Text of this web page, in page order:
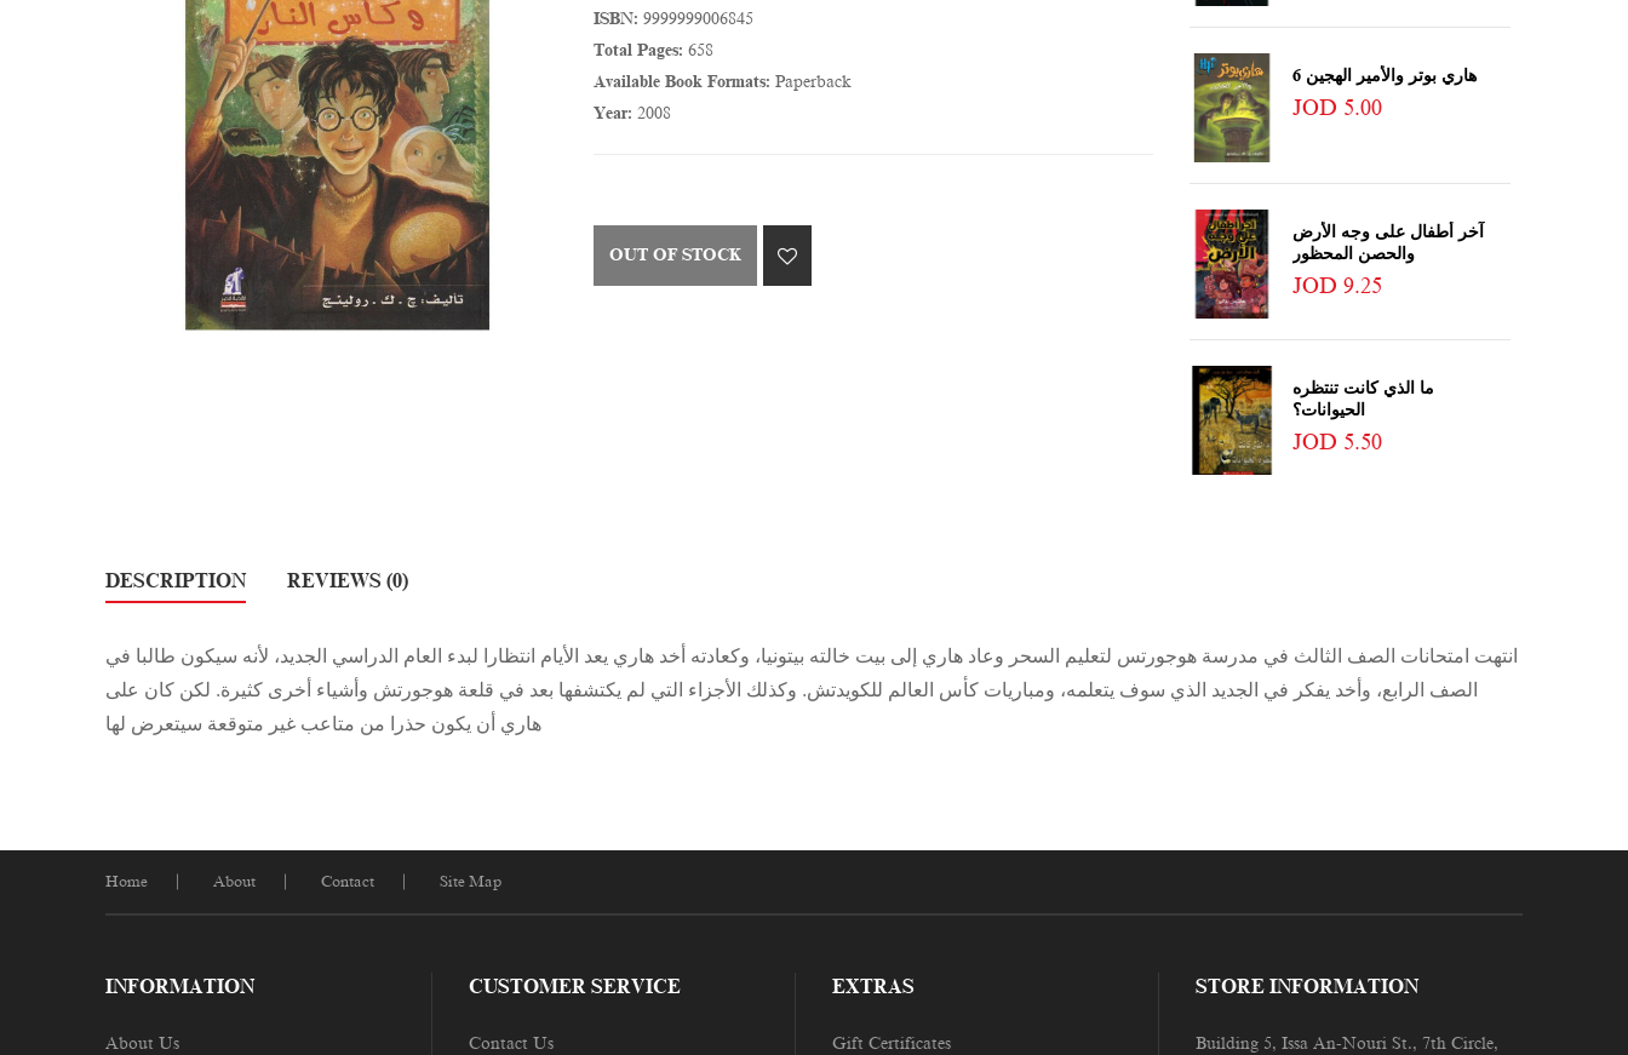
ISBN: 9999999006845
Total Pages: 658
Available Book Formats: Paperback
Year: 2008
OUT OF STOCK
هاري بوتر والأمير الهجين 6
JOD 5.00
آخر أطفال على وجه الأرض
والحصن المحظور
JOD 9.25
ما الذي كانت تنتظره
الحيوانات؟
JOD 5.50
DESCRIPTION REVIEWS (0)
انتهت امتحانات الصف الثالث في مدرسة هوجورتس لتعليم السحر وعاد هاري إلى بيت خالته بيتونيا، وكعادته أخد هاري يعد الأيام انتظارا لبدء العام الدراسي الجديد، لأنه سيكون طالبا في
الصف الرابع، وأخد يفكر في الجديد الذي سوف يتعلمه، ومباريات كأس العالم للكويدتش. وكذلك الأجزاء التي لم يكتشفها بعد في قلعة هوجورتش وأشياء أخرى كثيرة. لكن كان على
هاري أن يكون حذرا من متاعب غير متوقعة سيتعرض لها
Home About Contact Site Map
INFORMATION
About Us
CUSTOMER SERVICE
Contact Us
EXTRAS
Gift Certificates
STORE INFORMATION
Building 5, Issa An-Nouri St., 7th Circle,